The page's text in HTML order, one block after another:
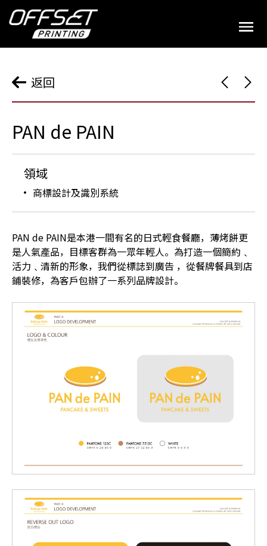
返回
PAN de PAIN
領域
商標設計及識別系統
PAN de PAIN是本港一間有名的日式輕食餐廳，薄烤餅更
是人氣產品，目標客群為一眾年輕人。為打造一個簡約﹑
活力﹑清新的形象，我們從標誌到廣告 ，從餐牌餐具到店
鋪裝修，為客戶包辦了一系列品牌設計。